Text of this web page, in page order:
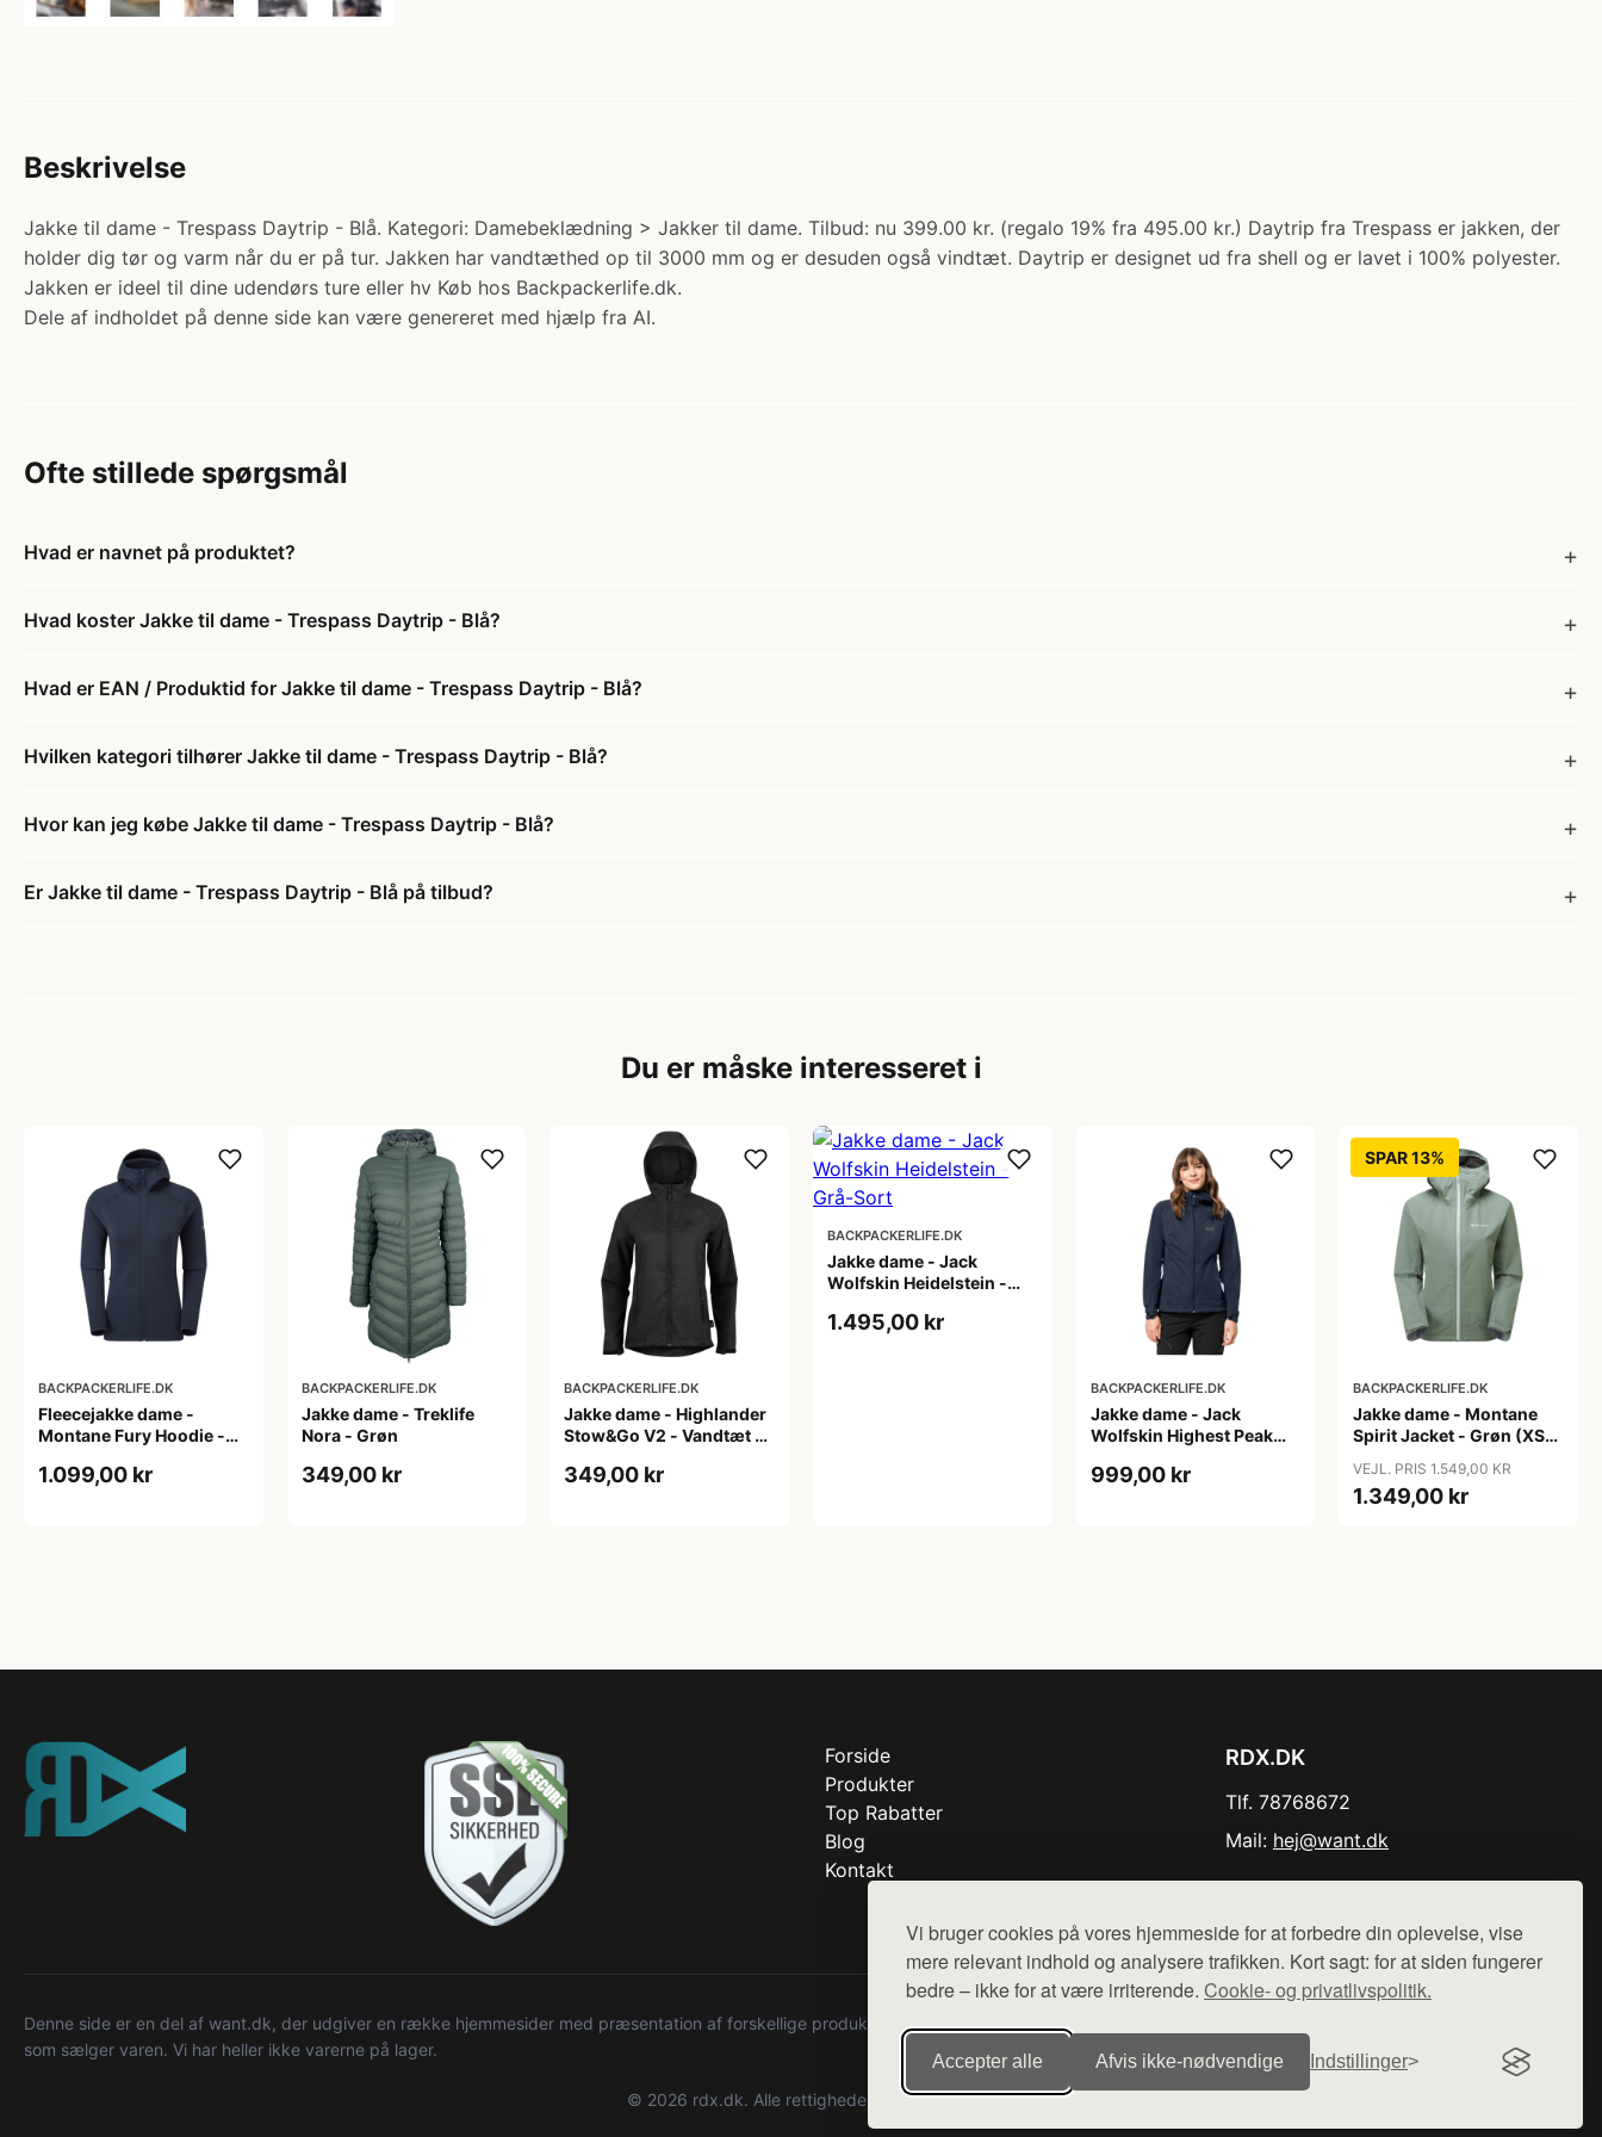
Vi bruger cookies på vores hjemmeside for at forbedre din oplevelse, vise
mere relevant indhold og analysere trafikken. Kort sagt: for at siden fungerer
bedre – ikke for at være irriterende. Cookie- og privatlivspolitik.
Accepter alle Afvis ikke‑nødvendige Indstillinger
Beskrivelse
Jakke til dame - Trespass Daytrip - Blå. Kategori: Damebeklædning > Jakker til dame. Tilbud: nu 399.00 kr. (regalo 19% fra 495.00 kr.) Daytrip fra Trespass er jakken, der
holder dig tør og varm når du er på tur. Jakken har vandtæthed op til 3000 mm og er desuden også vindtæt. Daytrip er designet ud fra shell og er lavet i 100% polyester.
Jakken er ideel til dine udendørs ture eller hv Køb hos Backpackerlife.dk.
Dele af indholdet på denne side kan være genereret med hjælp fra AI.
Ofte stillede spørgsmål
Hvad er navnet på produktet?
Hvad koster Jakke til dame - Trespass Daytrip - Blå?
Hvad er EAN / Produktid for Jakke til dame - Trespass Daytrip - Blå?
Hvilken kategori tilhører Jakke til dame - Trespass Daytrip - Blå?
Hvor kan jeg købe Jakke til dame - Trespass Daytrip - Blå?
Er Jakke til dame - Trespass Daytrip - Blå på tilbud?
Du er måske interesseret i
BACKPACKERLIFE.DK
Fleecejakke dame -
Montane Fury Hoodie -
1.099,00 kr
BACKPACKERLIFE.DK
Jakke dame - Treklife
Nora - Grøn
349,00 kr
BACKPACKERLIFE.DK
Jakke dame - Highlander
Stow&Go V2 - Vandtæt -
349,00 kr
BACKPACKERLIFE.DK
Jakke dame - Jack
Wolfskin Heidelstein -
1.495,00 kr
BACKPACKERLIFE.DK
Jakke dame - Jack
Wolfskin Highest Peak
999,00 kr
SPAR 13%
BACKPACKERLIFE.DK
Jakke dame - Montane
Spirit Jacket - Grøn (XS
VEJL. PRIS 1.549,00 KR
1.349,00 kr
Forside
Produkter
Top Rabatter
Blog
Kontakt
RDX.DK
Tlf. 78768672
Mail: hej@want.dk
Denne side er en del af want.dk, der udgiver en række hjemmesider med præsentation af forskellige produkter fra diverse webshops. Der sælges ikke varer fra denne side - vi henviser til de shops,
som sælger varen. Vi har heller ikke varerne på lager.
© 2026 rdx.dk. Alle rettigheder forbeholdes.